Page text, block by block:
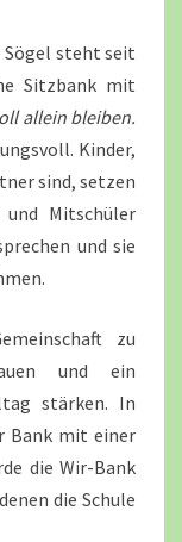
Sögel steht seit
Sitzbank mit
allein bleiben.
Kinder,
sind, setzen
Mitschüler
und sie
zu
und ein
stärken. In
Bank mit einer
die Wir-Bank
die Schule